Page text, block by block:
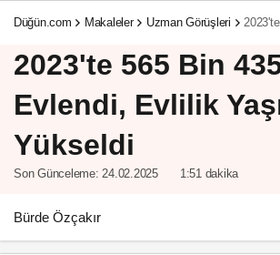
Düğün.com Makaleler Uzman Görüşleri
2023'te 565 Bin
Evlendi, Evlilik
Yükseldi
Son Günceleme: 24.02.2025 1:51 dakika
Bürde Özçakır